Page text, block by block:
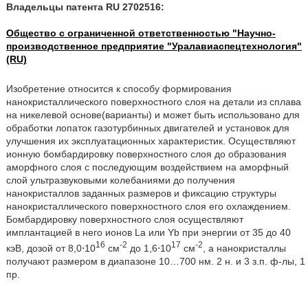
Владельцы патента RU 2702516:
Общество с ограниченной ответственностью "Научно-
производственное предприятие "Уралавиаспецтехнология"
(RU)
Изобретение относится к способу формирования
нанокристаллического поверхностного слоя на детали из сплава
на никелевой основе(варианты) и может быть использовано для
обработки лопаток газотурбинных двигателей и установок для
улучшения их эксплуатационных характеристик. Осуществляют
ионную бомбардировку поверхностного слоя до образования
аморфного слоя с последующим воздействием на аморфный
слой ультразвуковыми колебаниями до получения
нанокристаллов заданных размеров и фиксацию структуры
нанокристаллического поверхностного слоя его охлаждением.
Бомбардировку поверхностного слоя осуществляют
имплантацией в него ионов La или Yb при энергии от 35 до 40
кэВ, дозой от 8,0⋅1016 см-2 до 1,6⋅1017 см-2
, а нанокристаллы
получают размером в диапазоне 10…700 нм. 2 н. и 3 з.п. ф-лы, 1
пр.